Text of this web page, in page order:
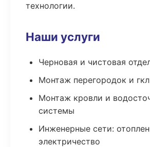
технологии.
Наши услуги
Черновая и чистовая
Монтаж перегородок и гкл
Монтаж кровли и
системы
Инженерные сети:
электричество